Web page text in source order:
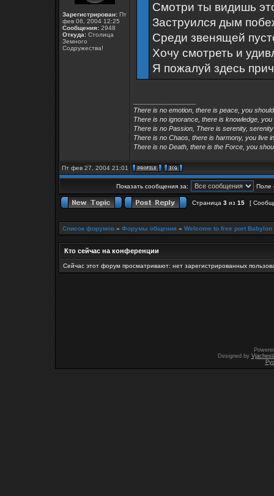
Зарегистрирован: Пт
фев 06, 2004 12:25
Сообщения: 2948
Откуда: Столица
Земного
Содружества!
Смотри ты видишь
Заструился дым
Среди звенящей
Хочу смотреть и
Я пожалуй здесь
There is no emotion, there is peace, you
There is no ignorance, there is knowledge,
There is no Passion, There is serenity,
There is no Chaos, there is harmony, you live
There is no Death, there is the Force, you
Пт фев 27, 2004 21:01
Показать сообщения за: Поле
Страница 3 из 15 [
Список форумов » Форумы общения » Welcome to free port Babylon
Кто сейчас на конференции
Сейчас этот форум просматривают: нет зарегистрированных
Designed by